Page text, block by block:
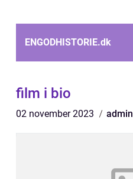
ENGODHISTORIE.dk
film i bio
02 november 2023 admin